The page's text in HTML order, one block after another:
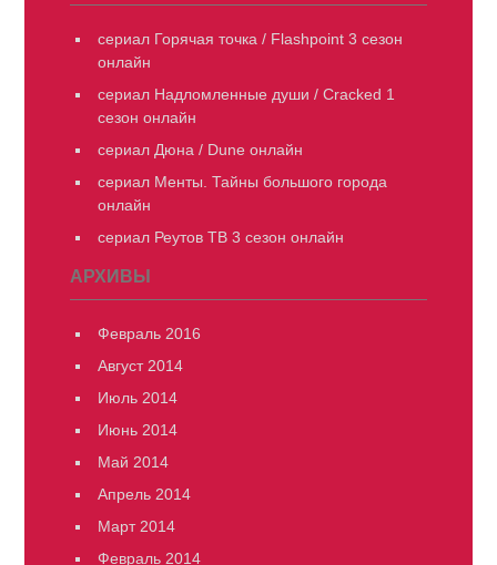
сериал Горячая точка / Flashpoint 3 сезон
онлайн
сериал Надломленные души / Cracked 1
сезон онлайн
сериал Дюна / Dune онлайн
сериал Менты. Тайны большого города
онлайн
сериал Реутов ТВ 3 сезон онлайн
АРХИВЫ
Февраль 2016
Август 2014
Июль 2014
Июнь 2014
Май 2014
Апрель 2014
Март 2014
Февраль 2014